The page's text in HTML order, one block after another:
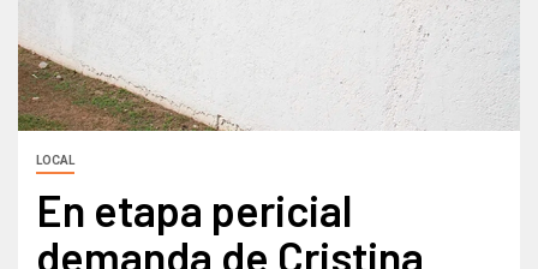
LOCAL
En etapa pericial
demanda de Cristina